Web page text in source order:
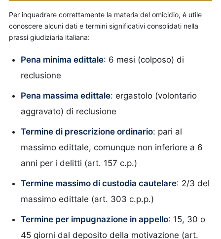
Per inquadrare correttamente la materia del omicidio, è utile
conoscere alcuni dati e termini significativi consolidati nella
prassi giudiziaria italiana:
Pena minima edittale: 6 mesi (colposo) di
reclusione
Pena massima edittale: ergastolo (volontario
aggravato) di reclusione
Termine di prescrizione ordinario: pari al
massimo edittale, comunque non inferiore a 6
anni per i delitti (art. 157 c.p.)
Termine massimo di custodia cautelare: 2/3 del
massimo edittale (art. 303 c.p.p.)
Termine per impugnazione in appello: 15, 30 o
45 giorni dal deposito della motivazione (art.